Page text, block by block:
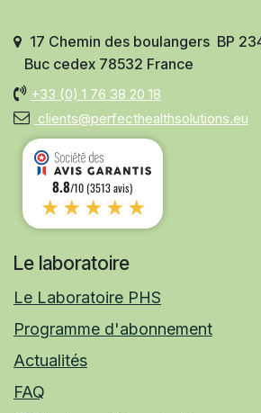
17 Chemin des boulangers BP
Buc cedex 78532 France
+33 (0) 1 76 38 20 18
clients@perfecthealthsolutions.eu
8.8/10 (3513 avis)
★★★★★
Le laboratoire
Le Laboratoire PHS
Programme d'abonnement
Actualités
FAQ